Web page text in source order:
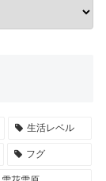
生活レベル
フグ